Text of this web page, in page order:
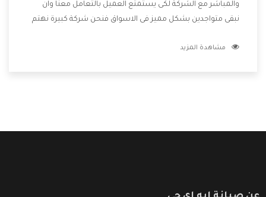
والمباشر مع الشركة لكى يستمتع العميل بالتعامل معنا وان
نبقى متواجدين بشكل مميز فى الاسواق فنحن شركة كبيرة نهتم
الشركة بها والتى تكون منها خدمة الصيانة التى تكون من أهم
مشاهدة المزيد